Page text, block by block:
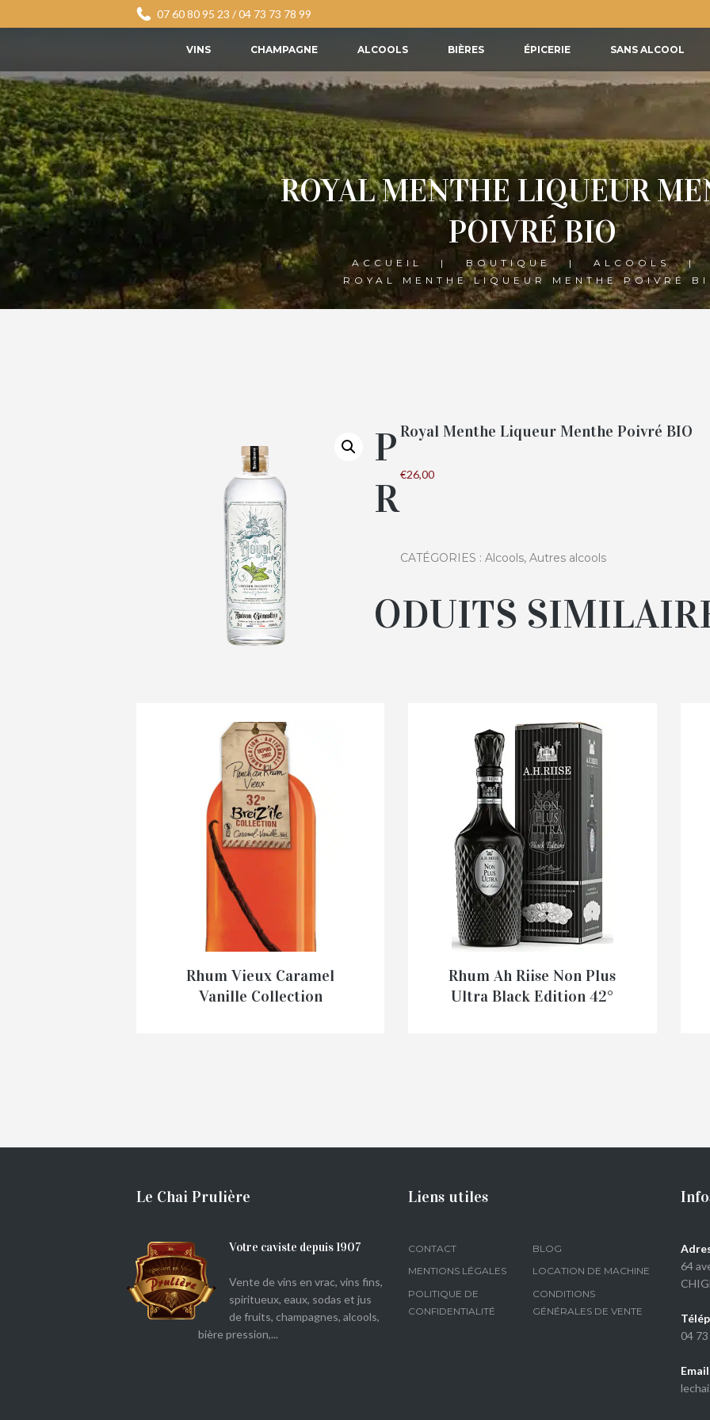
07 60 80 95 23 /04 73 73 78 99
VINS CHAMPAGNE ALCOOLS BIÈRES ÉPICERIE SANS ALCOOL
ROYAL MENTHE LIQUEUR
POIVRÉ BIO
ACCUEIL BOUTIQUE
ALCOOLS
ROYAL MENTHE LIQUEUR MENTHE POIVRÉ
Royal Menthe Liqueur Menthe Poivré BIO
€26,00
CATÉGORIES : Alcools, Autres alcools
P
R
ODUITS
Rhum Vieux Caramel
Vanille Collection
Rhum Ah Riise Non Plus
Ultra Black Edition 42°
Le Chai Prulière
Votre caviste depuis 1907
Vente de vins en vrac, vins fins,
spiritueux, eaux, sodas et jus
de fruits, champagnes, alcools,
bière pression,...
Liens utiles
CONTACT
BLOG
MENTIONS LÉGALES
LOCATION DE MACHINE
POLITIQUE DE
CONFIDENTIALITÉ
CONDITIONS
GÉNÉRALES DE VENTE
64
04